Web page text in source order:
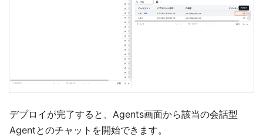
デプロイが完了すると、Agents画面から該当の会話型
Agentとのチャットを開始できます。